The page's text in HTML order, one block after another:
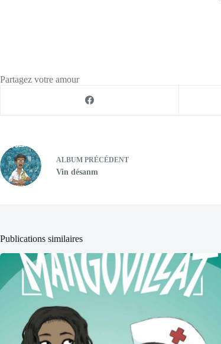
Partagez votre amour
ALBUM PRÉCÉDENT
Vin désanm
Publications similaires